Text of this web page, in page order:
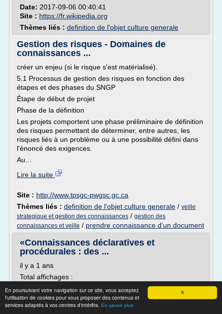
X
En poursuivant votre navigation sur ce site, vous acceptez
l'utilisation de cookies pour vous proposer des contenus et
services adaptés à vos centres d'intérêts. En savoir plus
Date: 2017-09-06 00:40:41
Site : https://fr.wikipedia.org
Thèmes liés : definition de l'objet culture generale
Gestion des risques - Domaines de
connaissances ...
créer un enjeu (si le risque s'est matérialisé).
5.1 Processus de gestion des risques en fonction des
étapes et des phases du SNGP
Étape de début de projet
Phase de la définition
Les projets comportent une phase préliminaire de définition
des risques permettant de déterminer, entre autres, les
risques liés à un problème ou à une possibilité défini dans
l'énoncé des exigences.
Au...
Lire la suite
Site : http://www.tpsgc-pwgsc.gc.ca
Thèmes liés : definition de l'objet culture generale / veille
strategique et gestion des connaissances / gestion des
connaissances et veille / prendre connaissance d'un document
«Connaissances déclaratives et
procédurales : des ...
il y a 1 ans
Total affichages :
Transcription
1 Article «Connaissances déclaratives et procédurales :
des confusions à dissiper» Mario Désilets Revue des